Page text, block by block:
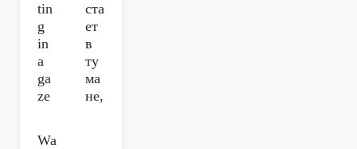
tin
g
in
a
ga
ze
ста
ет
в
ту
ма
не,
Wa